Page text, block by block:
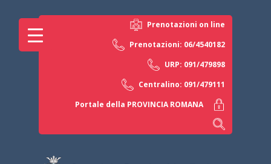
Prenotazioni on line
Prenotazioni: 06/4540182
URP: 091/479898
Centralino: 091/479111
Portale della PROVINCIA ROMANA